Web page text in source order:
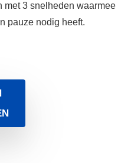
met 3 snelheden waarmee
pauze nodig heeft.